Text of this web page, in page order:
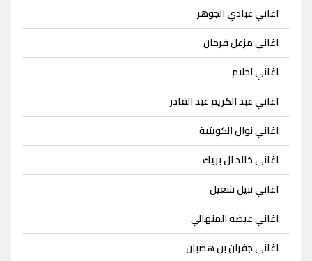
اغاني عبادي الجوهر
اغاني مزعل فرحان
اغاني احلام
اغاني عبد الكريم عبد القادر
اغاني نوال الكويتية
اغاني خالد ال بريك
اغاني نبيل شعيل
اغاني عيضه المنهالي
اغاني جفران بن هضبان